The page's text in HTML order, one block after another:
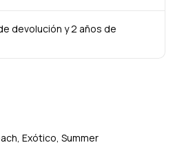
devolución y 2 años de
Exótico Summer